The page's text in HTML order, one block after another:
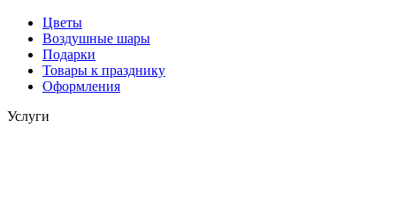
Цветы
Воздушные шары
Подарки
Товары к празднику
Оформления
Услуги